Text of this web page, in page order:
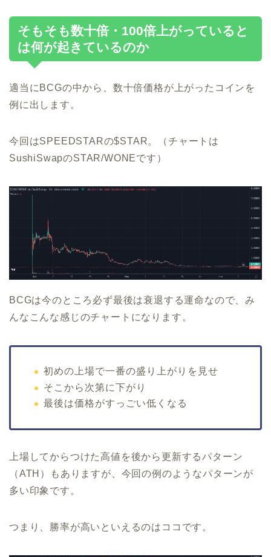
そもそも数十倍・100倍上がっていると
は何が起きているのか
適当にBCGの中から、数十倍価格が上がったコインを
例に出します。
今回はSPEEDSTARの$STAR。（チャートは
SushiSwapのSTAR/WONEです）
BCGは今のところ必ず最後は衰退する運命なので、み
んなこんな感じのチャートになります。
初めの上場で一番の盛り上がりを見せ
そこから次第に下がり
最後は価格がすっごい低くなる
上場してからつけた高値を後から更新するパターン
（ATH）もありますが、今回の例のようなパターンが
多い印象です。
つまり、勝率が高いといえるのはココです。